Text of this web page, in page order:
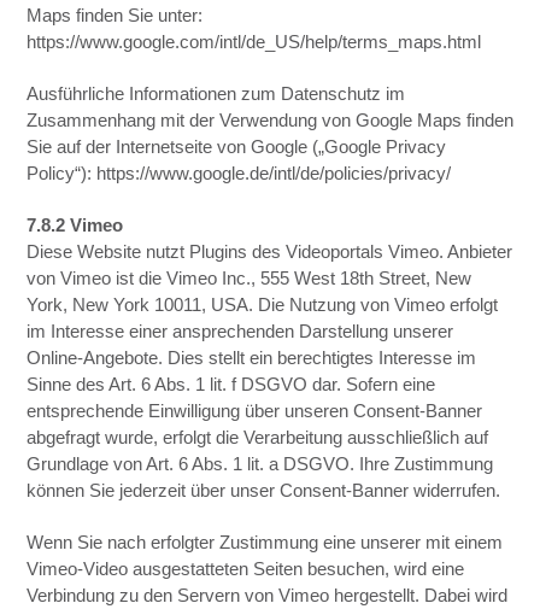
Maps finden Sie unter:
https://www.google.com/intl/de_US/help/terms_maps.html
Ausführliche Informationen zum Datenschutz im
Zusammenhang mit der Verwendung von Google Maps finden
Sie auf der Internetseite von Google („Google Privacy
Policy“): https://www.google.de/intl/de/policies/privacy/
7.8.2 Vimeo
Diese Website nutzt Plugins des Videoportals Vimeo. Anbieter
von Vimeo ist die Vimeo Inc., 555 West 18th Street, New
York, New York 10011, USA. Die Nutzung von Vimeo erfolgt
im Interesse einer ansprechenden Darstellung unserer
Online-Angebote. Dies stellt ein berechtigtes Interesse im
Sinne des Art. 6 Abs. 1 lit. f DSGVO dar. Sofern eine
entsprechende Einwilligung über unseren Consent-Banner
abgefragt wurde, erfolgt die Verarbeitung ausschließlich auf
Grundlage von Art. 6 Abs. 1 lit. a DSGVO. Ihre Zustimmung
können Sie jederzeit über unser Consent-Banner widerrufen.
Wenn Sie nach erfolgter Zustimmung eine unserer mit einem
Vimeo-Video ausgestatteten Seiten besuchen, wird eine
Verbindung zu den Servern von Vimeo hergestellt. Dabei wird